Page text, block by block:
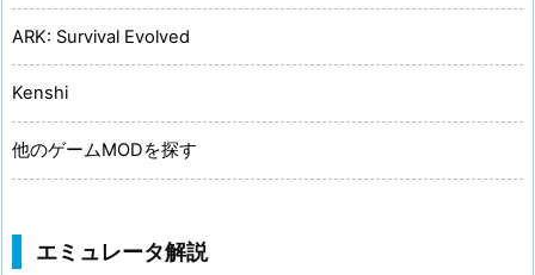
ARK: Survival Evolved
Kenshi
他のゲームMODを探す
エミュレータ解説